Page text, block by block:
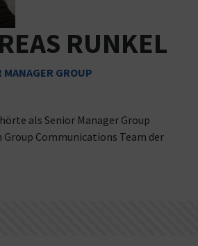
RUNKEL
GROUP
als Senior Manager Group
Communications Team der